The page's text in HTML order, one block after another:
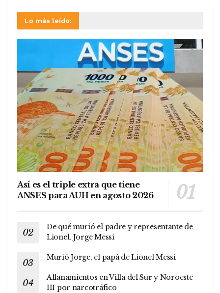
Lo más leído:
Así es el triple extra que tiene
ANSES para AUH en agosto 2026
De qué murió el padre y representante de
Lionel, Jorge Messi
Murió Jorge, el papá de Lionel Messi
Allanamientos en Villa del Sur y Noroeste
III por narcotráfico